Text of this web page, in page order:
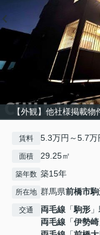
【外観】他社様掲載
賃料 5.3万円～5.7万
面積 29.25㎡
築年数 築15年
所在地 群馬県前橋市
交通 両毛線 「駒形
両毛線 「伊勢崎